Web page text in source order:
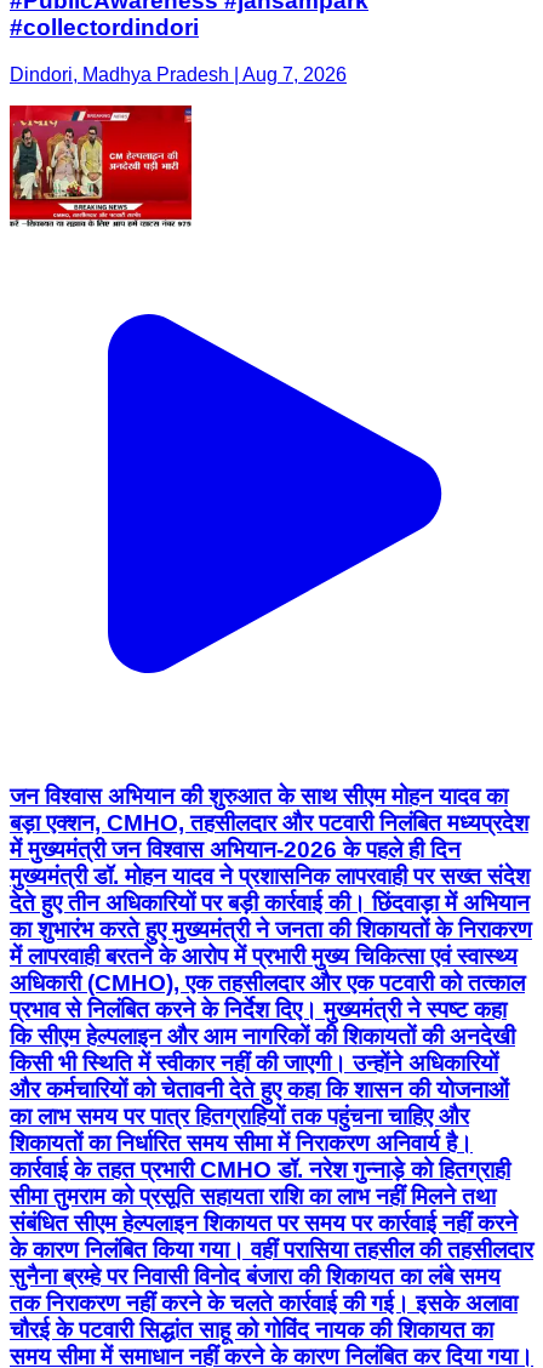
#collectordindori
Dindori, Madhya Pradesh | Aug 7, 2026
जन विश्वास अभियान की शुरुआत के साथ सीएम मोहन यादव का
बड़ा एक्शन, CMHO, तहसीलदार और पटवारी निलंबित मध्यप्रदेश
में मुख्यमंत्री जन विश्वास अभियान-2026 के पहले ही दिन
मुख्यमंत्री डॉ. मोहन यादव ने प्रशासनिक लापरवाही पर सख्त संदेश
देते हुए तीन अधिकारियों पर बड़ी कार्रवाई की। छिंदवाड़ा में अभियान
का शुभारंभ करते हुए मुख्यमंत्री ने जनता की शिकायतों के निराकरण
में लापरवाही बरतने के आरोप में प्रभारी मुख्य चिकित्सा एवं स्वास्थ्य
अधिकारी (CMHO), एक तहसीलदार और एक पटवारी को तत्काल
प्रभाव से निलंबित करने के निर्देश दिए। मुख्यमंत्री ने स्पष्ट कहा
कि सीएम हेल्पलाइन और आम नागरिकों की शिकायतों की अनदेखी
किसी भी स्थिति में स्वीकार नहीं की जाएगी। उन्होंने अधिकारियों
और कर्मचारियों को चेतावनी देते हुए कहा कि शासन की योजनाओं
का लाभ समय पर पात्र हितग्राहियों तक पहुंचना चाहिए और
शिकायतों का निर्धारित समय सीमा में निराकरण अनिवार्य है।
कार्रवाई के तहत प्रभारी CMHO डॉ. नरेश गुन्नाड़े को हितग्राही
सीमा तुमराम को प्रसूति सहायता राशि का लाभ नहीं मिलने तथा
संबंधित सीएम हेल्पलाइन शिकायत पर समय पर कार्रवाई नहीं करने
के कारण निलंबित किया गया। वहीं परासिया तहसील की तहसीलदार
सुनैना ब्रम्हे पर निवासी विनोद बंजारा की शिकायत का लंबे समय
तक निराकरण नहीं करने के चलते कार्रवाई की गई। इसके अलावा
चौरई के पटवारी सिद्धांत साहू को गोविंद नायक की शिकायत का
समय सीमा में समाधान नहीं करने के कारण निलंबित कर दिया गया।